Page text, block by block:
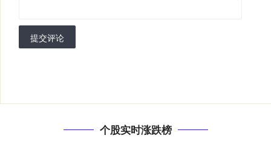
提交评论
个股实时涨跌榜